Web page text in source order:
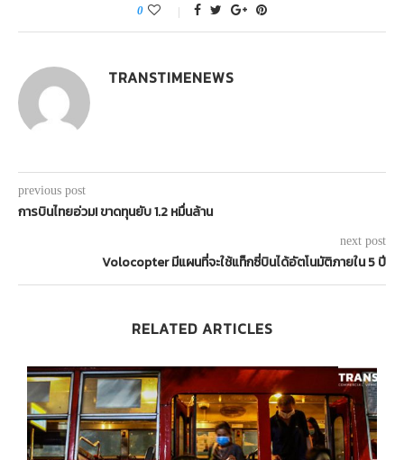
0
TRANSTIMENEWS
previous post
การบินไทยอ่วม! ขาดทุนยับ 1.2 หมื่นล้าน
next post
Volocopter มีแผนที่จะใช้แท็กซี่บินได้อัตโนมัติภายใน 5 ปี
RELATED ARTICLES